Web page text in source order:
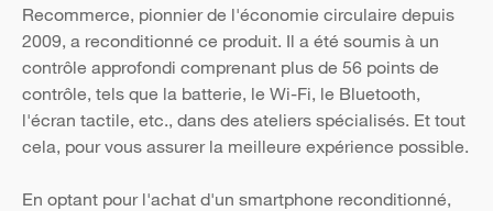
Recommerce, pionnier de l'économie circulaire depuis
2009, a reconditionné ce produit. Il a été soumis à un
contrôle approfondi comprenant plus de 56 points de
contrôle, tels que la batterie, le Wi-Fi, le Bluetooth,
l'écran tactile, etc., dans des ateliers spécialisés. Et tout
cela, pour vous assurer la meilleure expérience possible.
En optant pour l'achat d'un smartphone reconditionné,